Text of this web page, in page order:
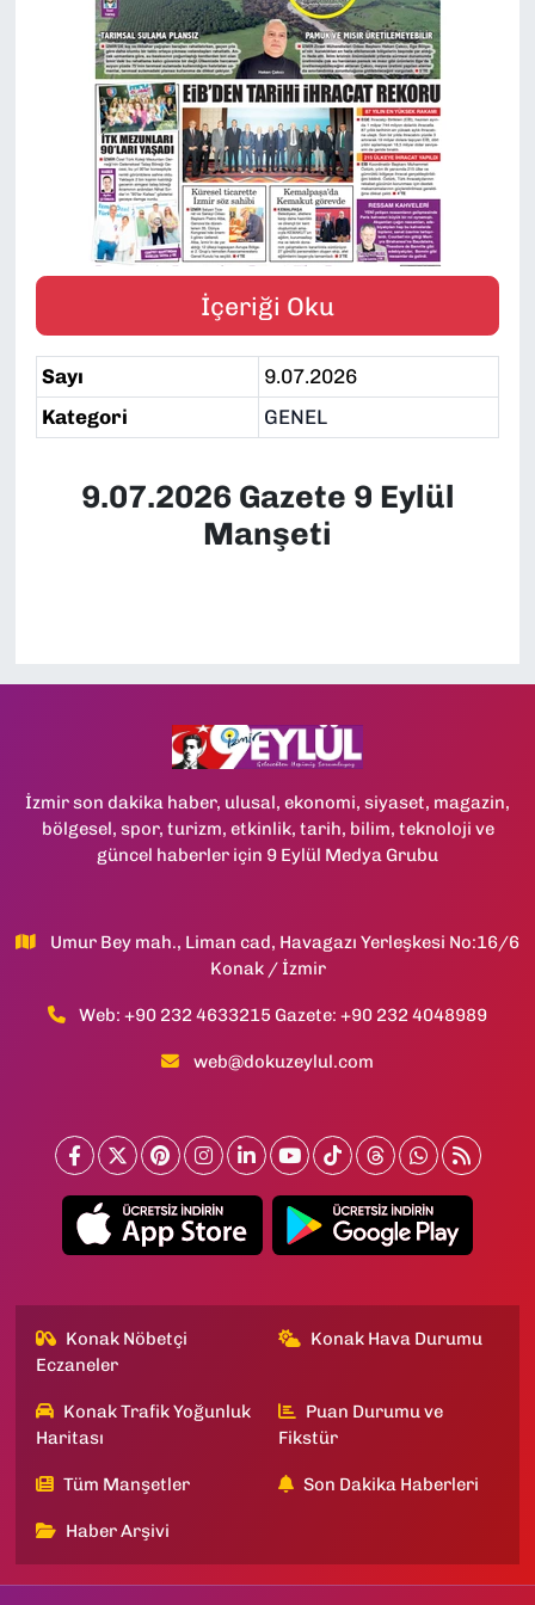
İçeriği Oku
Sayı
9.07.2026
Kategori
GENEL
9.07.2026 Gazete 9 Eylül
Manşeti
İzmir son dakika haber, ulusal, ekonomi, siyaset, magazin,
bölgesel, spor, turizm, etkinlik, tarih, bilim, teknoloji ve
güncel haberler için 9 Eylül Medya Grubu
Umur Bey mah., Liman cad, Havagazı Yerleşkesi No:16/6
Konak / İzmir
Web: +90 232 4633215 Gazete: +90 232 4048989
web@dokuzeylul.com
Konak Nöbetçi
Eczaneler
Konak Hava Durumu
Konak Trafik Yoğunluk
Haritası
Puan Durumu ve
Fikstür
Tüm Manşetler Son Dakika Haberleri
Haber Arşivi
SAĞLIK
SPOR
TEKNOLOJİ
YAŞAM
YEREL YÖNETİMLER